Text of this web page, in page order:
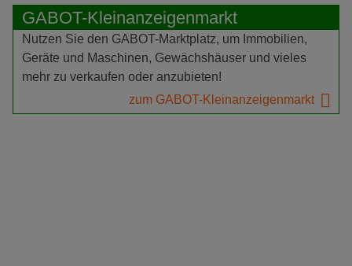
GABOT-Kleinanzeigenmarkt
Nutzen Sie den GABOT-Marktplatz, um Immobilien,
Geräte und Maschinen, Gewächshäuser und vieles
mehr zu verkaufen oder anzubieten!
zum GABOT-Kleinanzeigenmarkt